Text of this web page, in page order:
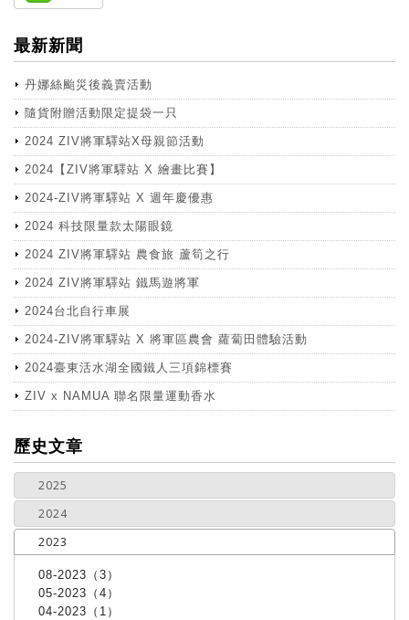
最新新聞
丹娜絲颱災後義賣活動
隨貨附贈活動限定提袋一只
2024 ZIV將軍驛站X母親節活動
2024【ZIV將軍驛站 X 繪畫比賽】
2024-ZIV將軍驛站 X 週年慶優惠
2024 科技限量款太陽眼鏡
2024 ZIV將軍驛站 農食旅 蘆筍之行
2024 ZIV將軍驛站 鐵馬遊將軍
2024台北自行車展
2024-ZIV將軍驛站 X 將軍區農會 蘿蔔田體驗活動
2024臺東活水湖全國鐵人三項錦標賽
ZIV x NAMUA 聯名限量運動香水
more
歷史文章
2025
2024
2023
08-2023（3）
05-2023（4）
04-2023（1）